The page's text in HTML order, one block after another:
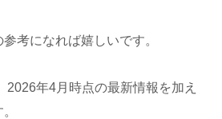
考になれば嬉しいです。
年4月時点の最新情報を加え